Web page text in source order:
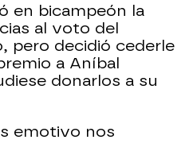
en bicampeón la
al voto del
pero decidió cederle
a Aníbal
donarlos a su
emotivo nos